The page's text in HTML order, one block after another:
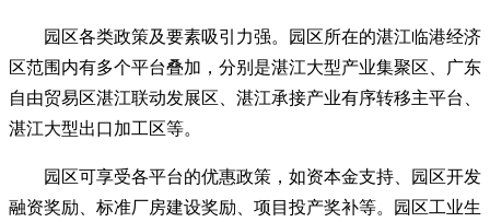
园区各类政策及要素吸引力强。园区所在的湛江临港经济
区范围内有多个平台叠加，分别是湛江大型产业集聚区、广东
自由贸易区湛江联动发展区、湛江承接产业有序转移主平台、
湛江大型出口加工区等。
园区可享受各平台的优惠政策，如资本金支持、园区开发
融资奖励、标准厂房建设奖励、项目投产奖补等。园区工业生